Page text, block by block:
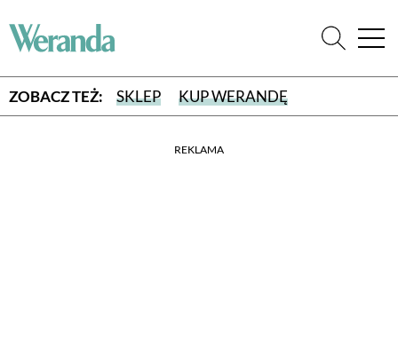
ZOBACZ TEŻ: SKLEP KUP WERANDĘ
REKLAMA